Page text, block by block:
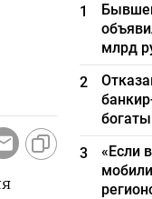
1
млрд
2
3
«Если